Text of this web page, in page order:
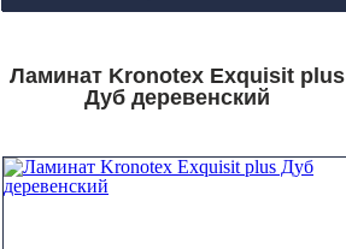
Ламинат Kronotex Exquisit plus
Дуб деревенский